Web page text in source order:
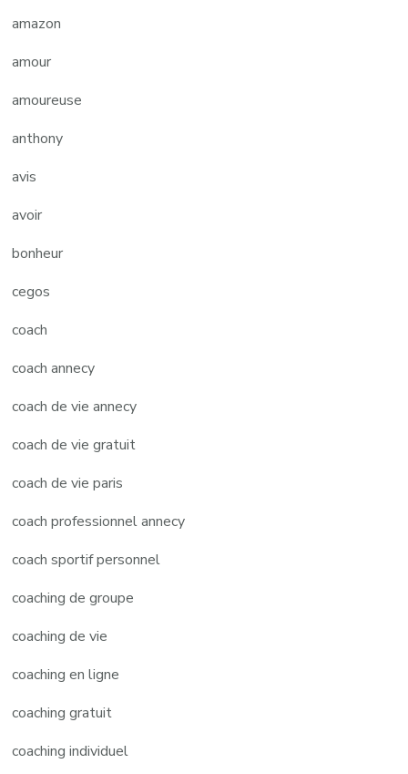
amazon
amour
amoureuse
anthony
avis
avoir
bonheur
cegos
coach
coach annecy
coach de vie annecy
coach de vie gratuit
coach de vie paris
coach professionnel annecy
coach sportif personnel
coaching de groupe
coaching de vie
coaching en ligne
coaching gratuit
coaching individuel